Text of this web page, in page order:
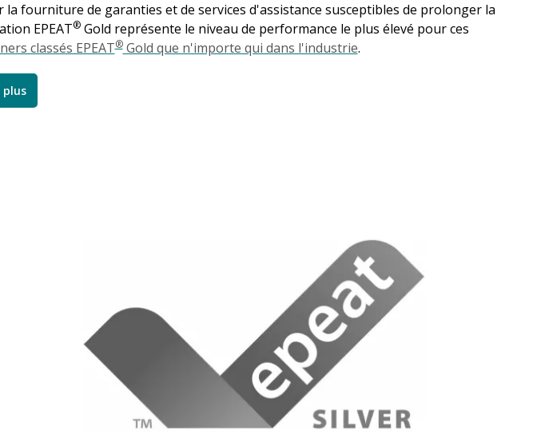
fourniture de garanties et de services d'assistance susceptibles de prolonger la
EPEAT®Gold représente le niveau de performance le plus élevé pour ces
classés EPEAT®Gold que n'importe qui dans l'industrie.
plus